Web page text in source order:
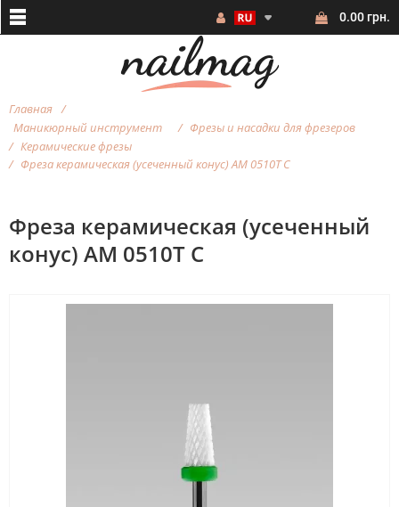
0.00 грн.
Главная
Маникюрный инструмент
Фрезы и насадки для фрезеров
Керамические фрезы
Фреза керамическая (усеченный конус) AM 0510T С
Фреза керамическая (усеченный
конус) AM 0510T С